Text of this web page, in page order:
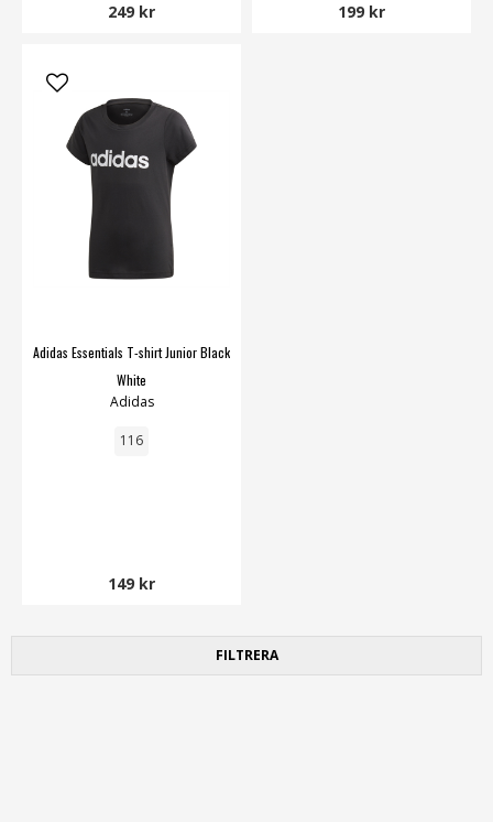
249 kr 199 kr
Adidas Essentials T-shirt Junior Black
White
Adidas
116
149 kr
FILTRERA